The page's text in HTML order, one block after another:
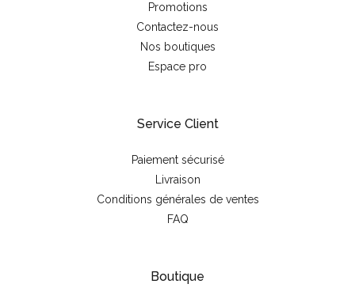
Promotions
Contactez-nous
Nos boutiques
Espace pro
Service Client
Paiement sécurisé
Livraison
Conditions générales de ventes
FAQ
Boutique